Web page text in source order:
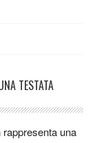
TESTATA
una